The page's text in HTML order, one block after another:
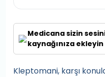
Medicana sizin
kaynağınıza ekleyin
Kleptomani, karşı